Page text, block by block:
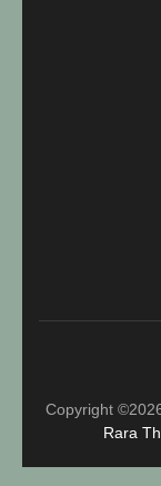
Copyright
Rara